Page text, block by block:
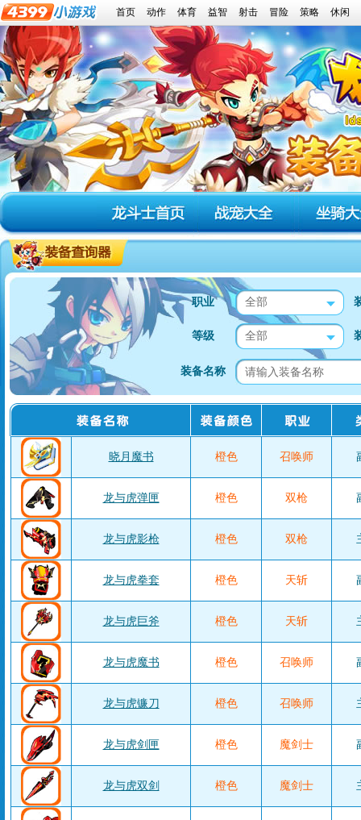
首页 动作 体育 益智 射击 冒险 策略 休闲
职业 全部
等级 全部
装备名称
晓月魔书 橙色 召唤师
龙与虎弹匣 橙色 双枪
龙与虎影枪 橙色 双枪
龙与虎拳套 橙色 天斩
龙与虎巨斧 橙色 天斩
龙与虎魔书 橙色 召唤师
龙与虎镰刀 橙色 召唤师
龙与虎剑匣 橙色 魔剑士
龙与虎双剑 橙色 魔剑士